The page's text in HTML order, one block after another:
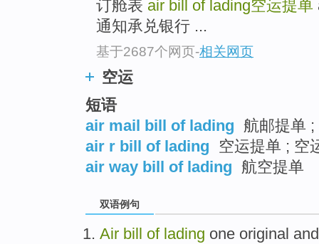
订舱表 air bill of lading空运提单
通知承兑银行 ...
基于2687个网页-相关网页
空运
短语
air mail bill of lading 航邮提单
air r bill of lading
空运提单 ; 空
air way bill of lading 航空提单
双语例句
Air bill of lading one original